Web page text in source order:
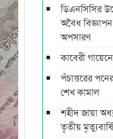
ডিএনসিসির
অবৈধ
অপসারণ
কাবেরী
পঁচাত্তরের
শেখ কামাল
শহীদ জায়া
তৃতীয়